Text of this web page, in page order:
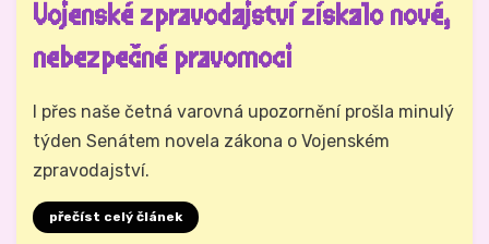
Vojenské zpravodajství získalo nové,
nebezpečné pravomoci
Autor Hynek Trojánek
I přes naše četná varovná upozornění prošla minulý
týden Senátem novela zákona o Vojenském
zpravodajství.
přečíst celý článek